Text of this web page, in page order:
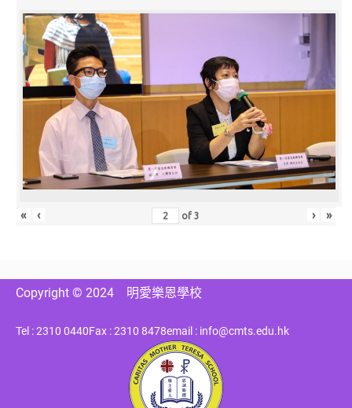
« ‹ of3 › »
Copyright © 2024 明愛樂恩學校
Tel : 2310 0440Fax : 2310 8478email : info@cmts.edu.hk